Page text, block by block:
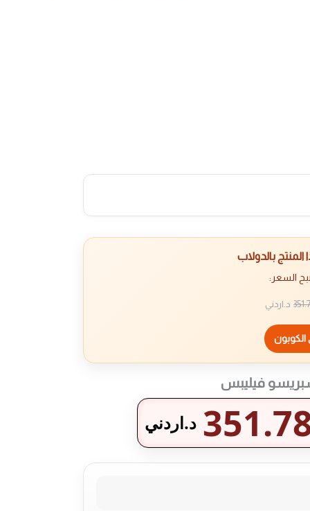
بالدولاب
السعر:
د.اردني
فيليبس
د.اردني